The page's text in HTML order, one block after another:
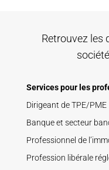
Retrouvez les
Services pour les
Dirigeant de TPE/PME
Banque et secteur
Professionnel de
Profession libérale